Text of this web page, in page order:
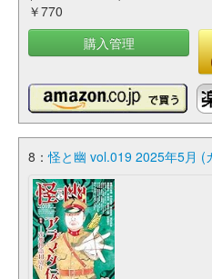
￥770
購入管理
8：怪と幽 vol.019 2025年5月 (